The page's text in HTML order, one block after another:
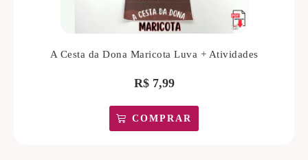
A Cesta da Dona Maricota Luva + Atividades
R$7,99
COMPRAR